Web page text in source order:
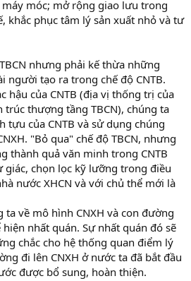
móc; mở rộng giao lưu trong
khắc phục tâm lý sản xuất nhỏ và tư
nhưng phải kế thừa những
người tạo ra trong chế độ CNTB.
hậu của CNTB (địa vị thống trị của
trúc thượng tầng TBCN), chúng ta
tựu của CNTB và sử dụng chúng
"Bỏ qua" chế độ TBCN, nhưng
thành quả văn minh trong CNTB
giác, chọn lọc kỹ lưỡng trong điều
nước XHCN và với chủ thể mới là
về mô hình CNXH và con đường
nhất quán. Sự nhất quán đó sẽ
chắc cho hệ thống quan điểm lý
đi lên CNXH ở nước ta đã bắt đầu
được bổ sung, hoàn thiện.